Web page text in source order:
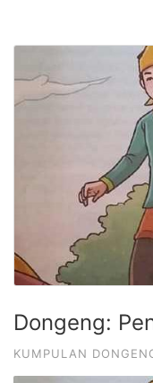
Dongeng:
KUMPULAN